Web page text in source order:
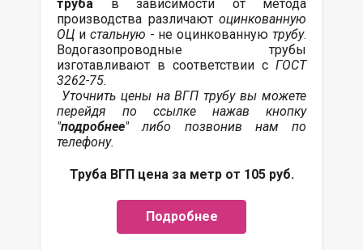
труба в зависимости от метода
производства различают оцинкованную
ОЦ и стальную - не оцинкованнуютрубу.
Водогазопроводные трубы
изготавливают в соответствии с ГОСТ
3262-75.
Уточнить цены на ВГП трубу вы можете
перейдя по ссылке нажав кнопку
"подробнее" либо позвонив нам по
телефону.
Труба ВГП цена за метр от 105 руб.
Подробнее